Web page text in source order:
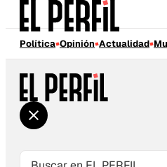
Política Opinión Actualidad